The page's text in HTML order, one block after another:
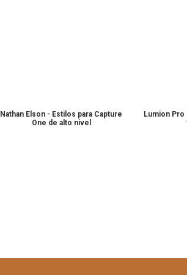
Nathan Elson - Estilos para Capture
One de alto nivel
Lumion Pro